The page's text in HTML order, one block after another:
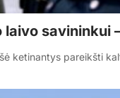
savininkui
ketinantys pareikšti